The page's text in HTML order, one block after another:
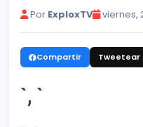
Por ExploxTV viernes,
Compartir Tweetear
`, `